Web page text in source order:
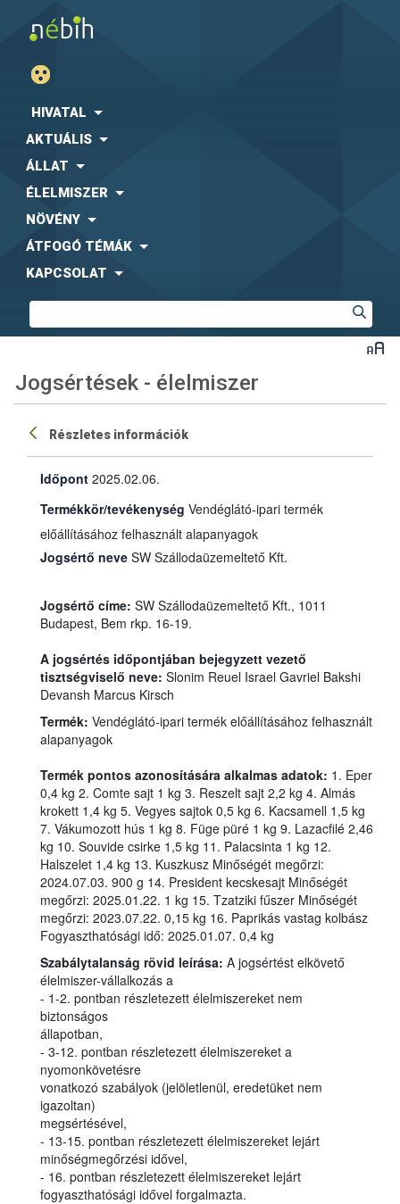
HIVATAL
AKTUÁLIS
ÁLLAT
ÉLELMISZER
NÖVÉNY
ÁTFOGÓ TÉMÁK
KAPCSOLAT
Jogsértések - élelmiszer
Részletes információk
Időpont 2025.02.06.
Termékkör/tevékenység
előállításához felhasznált alapanyagok
Jogsértő neve SW Szállodaüzemeltető Kft.
Jogsértő címe: SW Szállodaüzemeltető Kft., 1011
Budapest, Bem rkp. 16-19.
A jogsértés időpontjában bejegyzett vezető
tisztségviselő neve: Slonim Reuel Israel Gavriel Bakshi
Devansh Marcus Kirsch
Termék: Vendéglátó-ipari termék előállításához felhasznált
alapanyagok
Termék pontos azonosítására alkalmas adatok: 1. Eper
0,4 kg 2. Comte sajt 1 kg 3. Reszelt sajt 2,2 kg 4. Almás
krokett 1,4 kg 5. Vegyes sajtok 0,5 kg 6. Kacsamell 1,5 kg
7. Vákumozott hús 1 kg 8. Füge püré 1 kg 9. Lazacfilé 2,46
kg 10. Souvide csirke 1,5 kg 11. Palacsinta 1 kg 12.
Halszelet 1,4 kg 13. Kuszkusz Minőségét megőrzi:
2024.07.03. 900 g 14. President kecskesajt Minőségét
megőrzi: 2025.01.22. 1 kg 15. Tzatziki fűszer Minőségét
megőrzi: 2023.07.22. 0,15 kg 16. Paprikás vastag kolbász
Fogyaszthatósági idő: 2025.01.07. 0,4 kg
Szabálytalanság rövid leírása: A jogsértést elkövető
élelmiszer-vállalkozás a
- 1-2. pontban részletezett élelmiszereket nem
biztonságos
állapotban,
- 3-12. pontban részletezett élelmiszereket a
nyomonkövetésre
vonatkozó szabályok (jelöletlenül, eredetüket nem
igazoltan)
megsértésével,
- 13-15. pontban részletezett élelmiszereket lejárt
minőségmegőrzési idővel,
- 16. pontban részletezett élelmiszereket lejárt
fogyaszthatósági idővel forgalmazta.